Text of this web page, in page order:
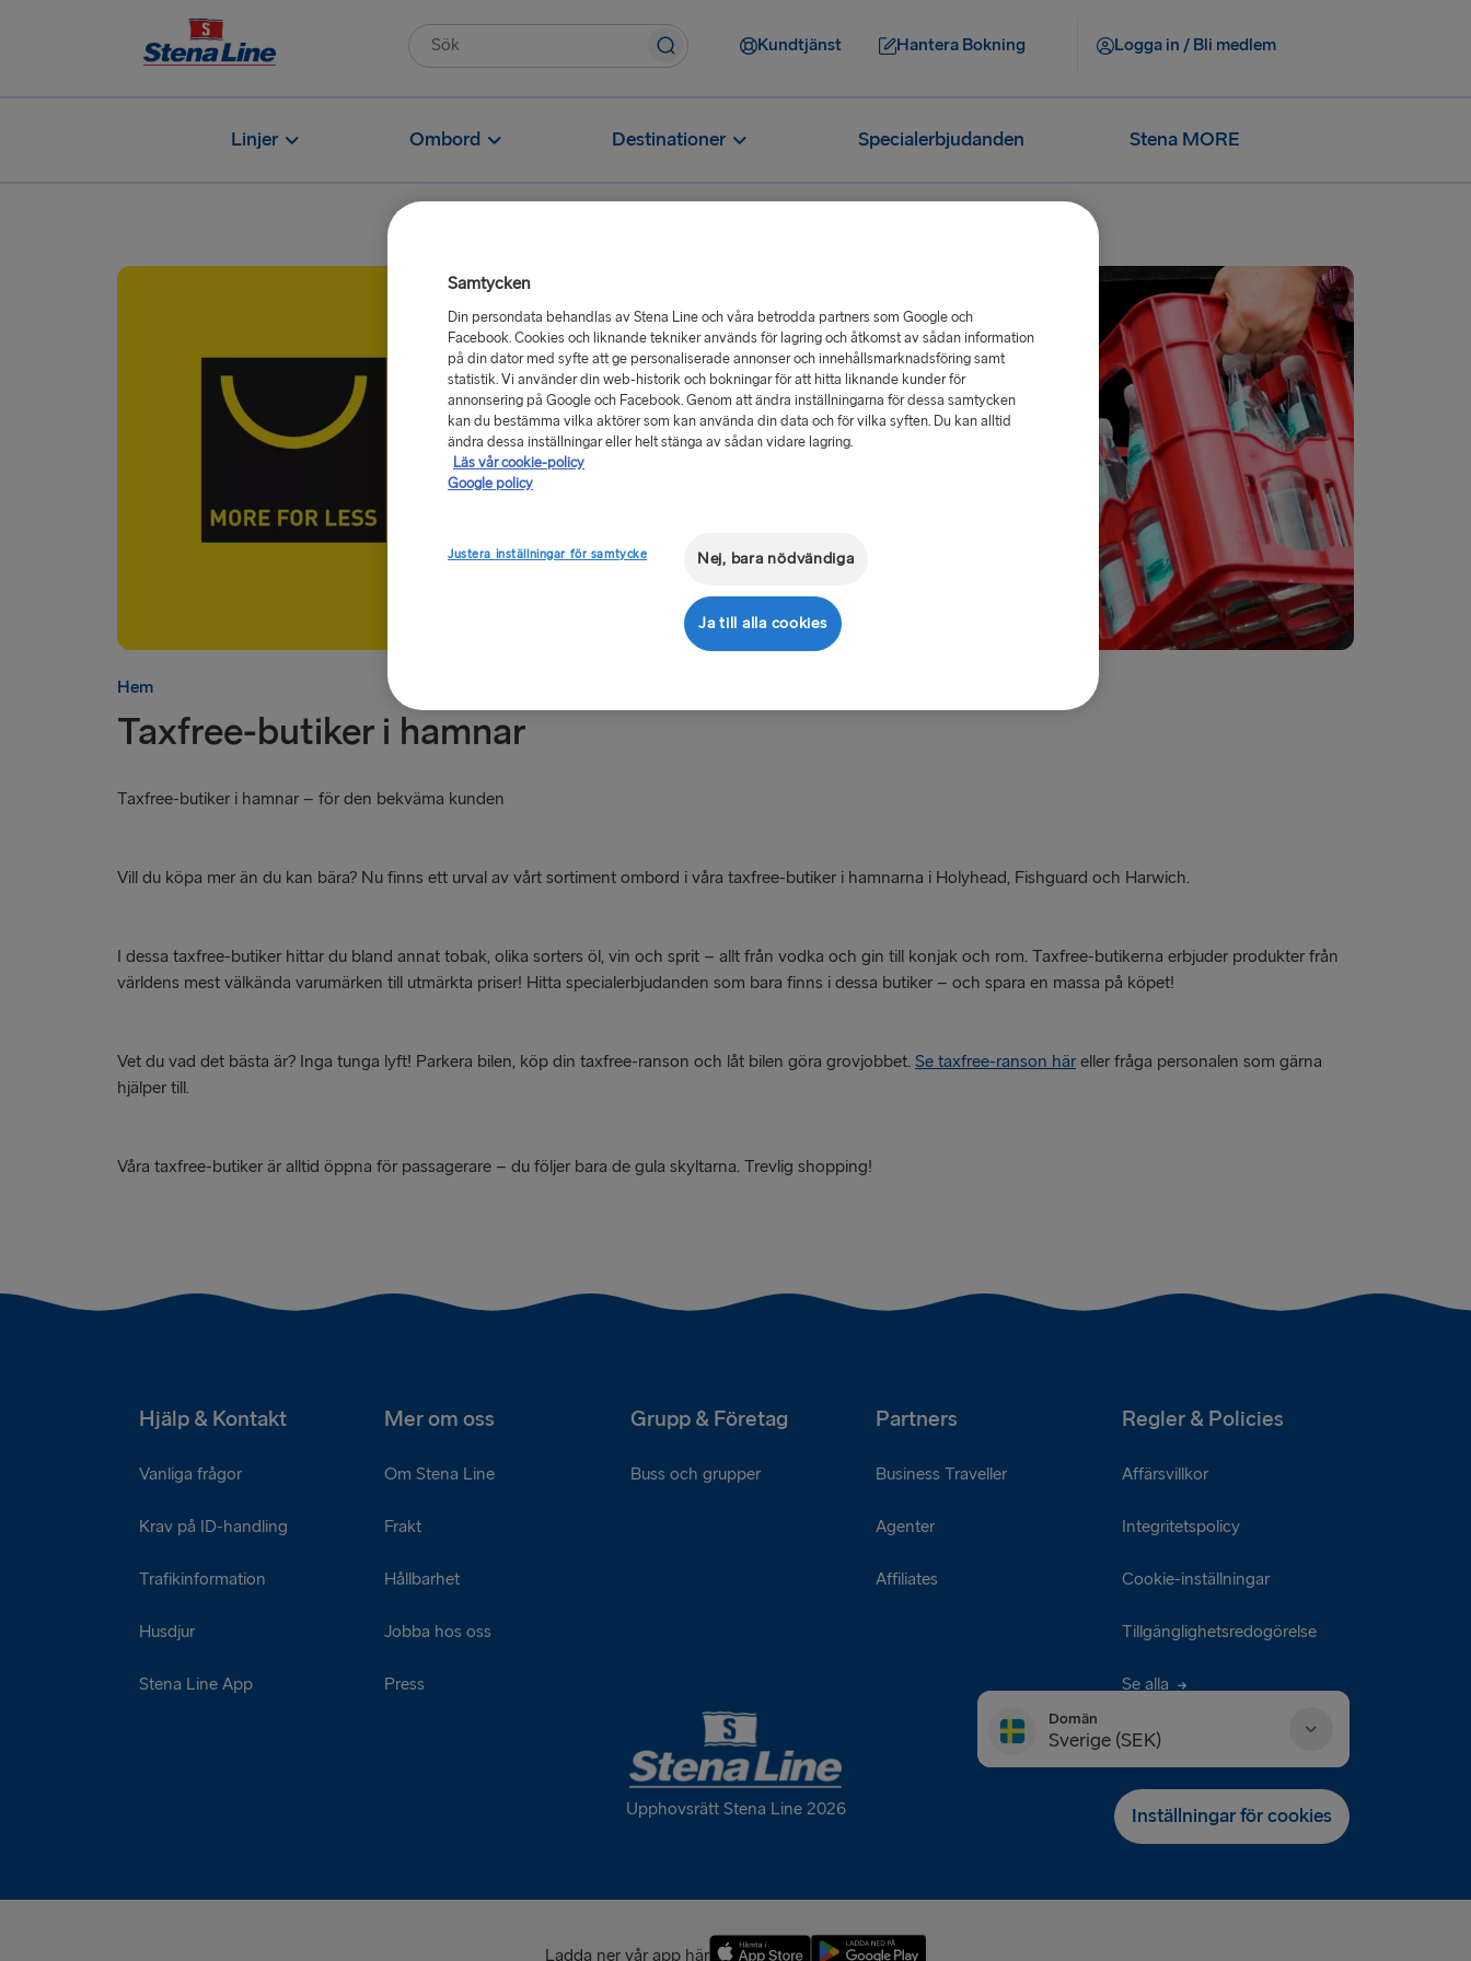
Kundtjänst Hantera Bokning Logga in / Bli medlem
Linjer Ombord Destinationer Specialerbjudanden Stena MORE
Hem
Taxfree-butiker i hamnar
Taxfree-butiker i hamnar – för den bekväma kunden
Vill du köpa mer än du kan bära? Nu finns ett urval av vårt sortiment ombord i våra taxfree-butiker i hamnarna i Holyhead, Fishguard och Harwich.
I dessa taxfree-butiker hittar du bland annat tobak, olika sorters öl, vin och sprit – allt från vodka och gin till konjak och rom. Taxfree-butikerna erbjuder produkter från
världens mest välkända varumärken till utmärkta priser! Hitta specialerbjudanden som bara finns i dessa butiker – och spara en massa på köpet!
Vet du vad det bästa är? Inga tunga lyft! Parkera bilen, köp din taxfree-ranson och låt bilen göra grovjobbet. Se taxfree-ranson här eller fråga personalen som gärna
hjälper till.
Våra taxfree-butiker är alltid öppna för passagerare – du följer bara de gula skyltarna. Trevlig shopping!
Hjälp & Kontakt Mer om oss Grupp & Företag Partners Regler & Policies
Vanliga frågor
Krav på ID-handling
Trafikinformation
Husdjur
Stena Line App
Om Stena Line
Frakt
Hållbarhet
Jobba hos oss
Press
Buss och grupper Business Traveller
Agenter
Affiliates
Affärsvillkor
Integritetspolicy
Cookie-inställningar
Tillgänglighetsredogörelse
Se alla
Upphovsrätt Stena Line 2026
Domän
Sverige (SEK)
Danmark (DKK)
Deutschland (EUR)
Eesti (EUR)
Inställningar för cookies
Ladda ner vår app här
Samtycken
Din persondata behandlas av Stena Line och våra betrodda partners som Google och
Facebook. Cookies och liknande tekniker används för lagring och åtkomst av sådan information
på din dator med syfte att ge personaliserade annonser och innehållsmarknadsföring samt
statistik. Vi använder din web-historik och bokningar för att hitta liknande kunder för
annonsering på Google och Facebook. Genom att ändra inställningarna för dessa samtycken
kan du bestämma vilka aktörer som kan använda din data och för vilka syften. Du kan alltid
ändra dessa inställningar eller helt stänga av sådan vidare lagring.
Läs vår cookie-policy
Google policy
Justera inställningar för samtycke Nej, bara nödvändiga
Ja till alla cookies